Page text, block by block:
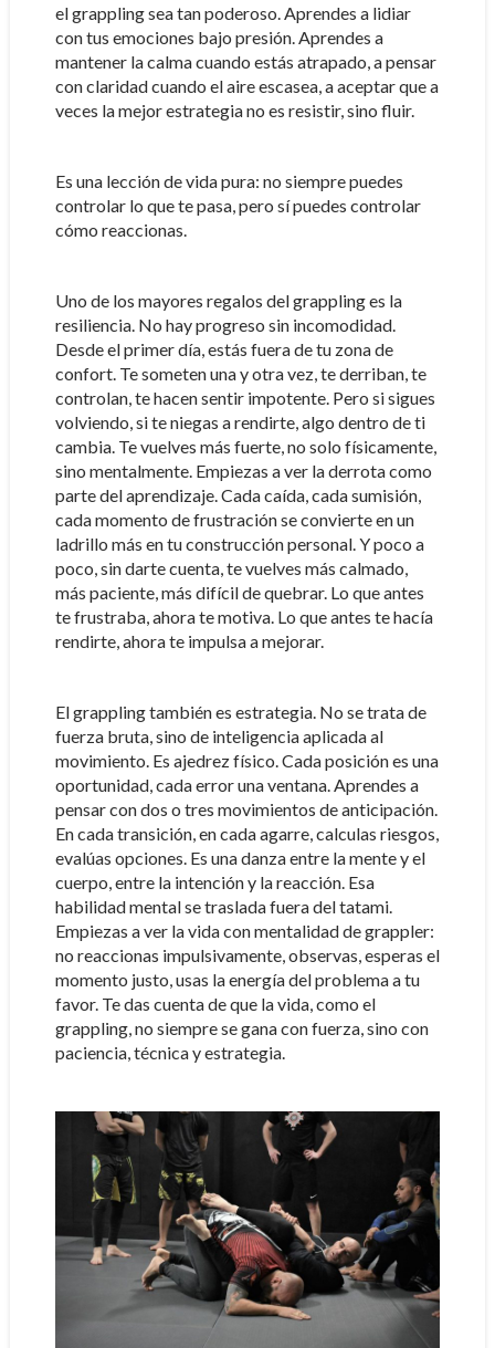
el grappling sea tan poderoso. Aprendes a lidiar
con tus emociones bajo presión. Aprendes a
mantener la calma cuando estás atrapado, a pensar
con claridad cuando el aire escasea, a aceptar que a
veces la mejor estrategia no es resistir, sino fluir.
Es una lección de vida pura: no siempre puedes
controlar lo que te pasa, pero sí puedes controlar
cómo reaccionas.
Uno de los mayores regalos del grappling es la
resiliencia. No hay progreso sin incomodidad.
Desde el primer día, estás fuera de tu zona de
confort. Te someten una y otra vez, te derriban, te
controlan, te hacen sentir impotente. Pero si sigues
volviendo, si te niegas a rendirte, algo dentro de ti
cambia. Te vuelves más fuerte, no solo físicamente,
sino mentalmente. Empiezas a ver la derrota como
parte del aprendizaje. Cada caída, cada sumisión,
cada momento de frustración se convierte en un
ladrillo más en tu construcción personal. Y poco a
poco, sin darte cuenta, te vuelves más calmado,
más paciente, más difícil de quebrar. Lo que antes
te frustraba, ahora te motiva. Lo que antes te hacía
rendirte, ahora te impulsa a mejorar.
El grappling también es estrategia. No se trata de
fuerza bruta, sino de inteligencia aplicada al
movimiento. Es ajedrez físico. Cada posición es una
oportunidad, cada error una ventana. Aprendes a
pensar con dos o tres movimientos de anticipación.
En cada transición, en cada agarre, calculas riesgos,
evalúas opciones. Es una danza entre la mente y el
cuerpo, entre la intención y la reacción. Esa
habilidad mental se traslada fuera del tatami.
Empiezas a ver la vida con mentalidad de grappler:
no reaccionas impulsivamente, observas, esperas el
momento justo, usas la energía del problema a tu
favor. Te das cuenta de que la vida, como el
grappling, no siempre se gana con fuerza, sino con
paciencia, técnica y estrategia.